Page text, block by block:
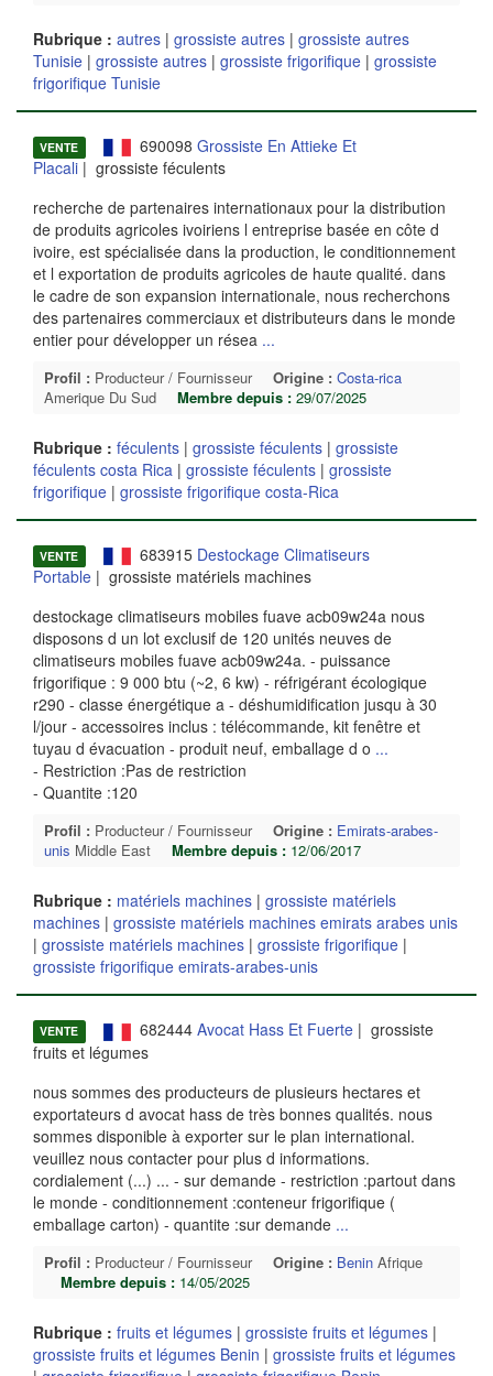
Rubrique : autres | grossiste autres | grossiste autres
Tunisie | grossiste autres | grossiste frigorifique | grossiste
frigorifique Tunisie
VENTE 690098 Grossiste En Attieke Et
Placali | grossiste féculents
recherche de partenaires internationaux pour la distribution
de produits agricoles ivoiriens l entreprise basée en côte d
ivoire, est spécialisée dans la production, le conditionnement
et l exportation de produits agricoles de haute qualité. dans
le cadre de son expansion internationale, nous recherchons
des partenaires commerciaux et distributeurs dans le monde
entier pour développer un résea ...
Profil : Producteur / Fournisseur Origine : Costa-rica
Amerique Du Sud
Membre depuis : 29/07/2025
Rubrique : féculents | grossiste féculents | grossiste
féculents costa Rica | grossiste féculents | grossiste
frigorifique | grossiste frigorifique costa-Rica
VENTE 683915 Destockage Climatiseurs
Portable | grossiste matériels machines
destockage climatiseurs mobiles fuave acb09w24a nous
disposons d un lot exclusif de 120 unités neuves de
climatiseurs mobiles fuave acb09w24a. - puissance
frigorifique : 9 000 btu (~2, 6 kw) - réfrigérant écologique
r290 - classe énergétique a - déshumidification jusqu à 30
l/jour - accessoires inclus : télécommande, kit fenêtre et
tuyau d évacuation - produit neuf, emballage d o ...
- Restriction :Pas de restriction
- Quantite :120
Profil : Producteur / Fournisseur Origine : Emirats-arabes-
unis Middle East Membre depuis : 12/06/2017
Rubrique : matériels machines | grossiste matériels
machines | grossiste matériels machines emirats arabes unis
| grossiste matériels machines | grossiste frigorifique |
grossiste frigorifique emirats-arabes-unis
VENTE 682444 Avocat Hass Et Fuerte| grossiste
fruits et légumes
nous sommes des producteurs de plusieurs hectares et
exportateurs d avocat hass de très bonnes qualités. nous
sommes disponible à exporter sur le plan international.
veuillez nous contacter pour plus d informations.
cordialement (...) ... - sur demande - restriction :partout dans
le monde - conditionnement :conteneur frigorifique (
emballage carton) - quantite :sur demande ...
Profil : Producteur / Fournisseur Origine : Benin Afrique
Membre depuis : 14/05/2025
Rubrique : fruits et légumes | grossiste fruits et légumes |
grossiste fruits et légumes Benin | grossiste fruits et légumes